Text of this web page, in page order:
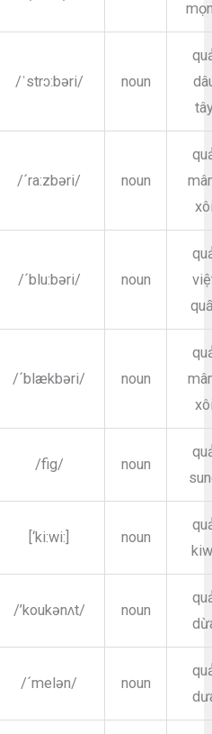
/ˈstrɔ:bəri/ noun
/´ra:zbəri/ noun
/´blu:bəri/ noun
/´blækbəri/ noun
/fig/ noun
[‘ki:wi:] noun
/’koukənʌt/ noun
/´melən/ noun